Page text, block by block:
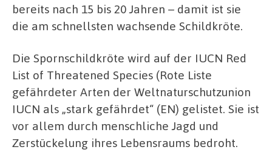
bereits nach 15 bis 20 Jahren – damit ist sie
die am schnellsten wachsende Schildkröte.
Die Spornschildkröte wird auf der IUCN Red
List of Threatened Species (Rote Liste
gefährdeter Arten der Weltnaturschutzunion
IUCN als „stark gefährdet“ (EN) gelistet. Sie ist
vor allem durch menschliche Jagd und
Zerstückelung ihres Lebensraums bedroht.